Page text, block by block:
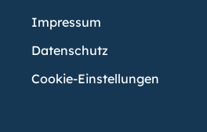
Impressum
Datenschutz
Cookie-Einstellungen